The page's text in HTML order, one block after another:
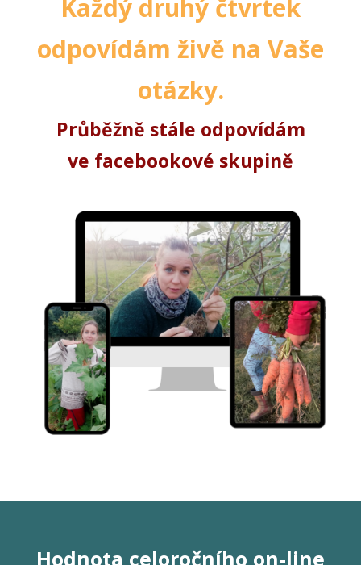
Každý druhý čtvrtek
odpovídám živě na Vaše
otázky.
Průběžně stále odpovídám
ve facebookové skupině
Hodnota celoročního on-line